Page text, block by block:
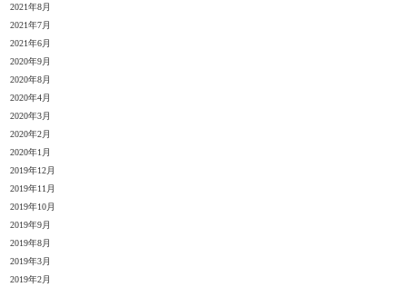
2021年8月
2021年7月
2021年6月
2020年9月
2020年8月
2020年4月
2020年3月
2020年2月
2020年1月
2019年12月
2019年11月
2019年10月
2019年9月
2019年8月
2019年3月
2019年2月